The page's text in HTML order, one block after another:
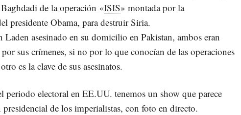
de la operación «ISIS» montada por la
presidente Obama, para destruir Siria.
asesinado en su domicilio en Pakistan, ambos eran
sus crímenes, si no por lo que conocían de las operaciones
es la clave de sus asesinatos.
periodo electoral en EE.UU. tenemos un show que parece
de los imperialistas, con foto en directo.